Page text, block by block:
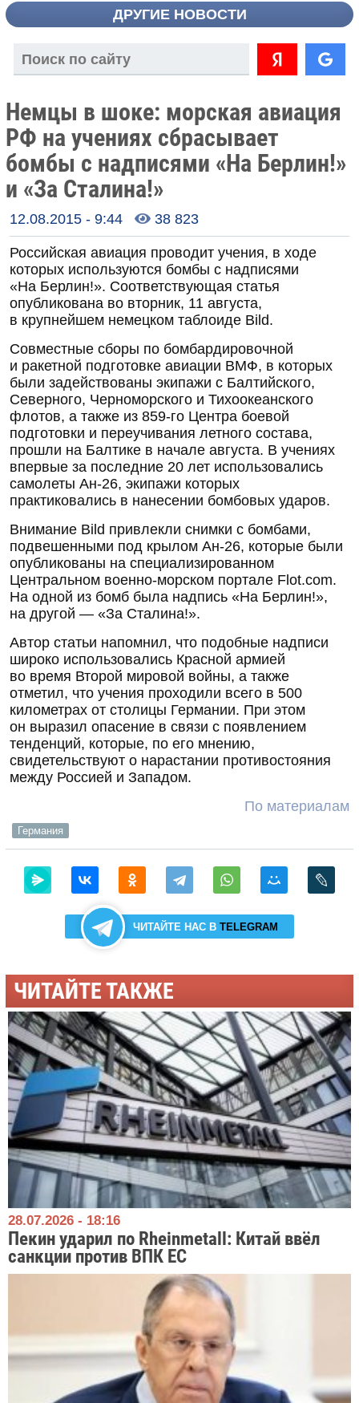
ДРУГИЕ НОВОСТИ
Немцы в шоке: морская авиация
РФ на учениях сбрасывает
бомбы с надписями «На Берлин!»
и «За Сталина!»
12.08.2015 - 9:44  38 823
Российская авиация проводит учения, в ходе
которых используются бомбы с надписями
«На Берлин!». Соответствующая статья
опубликована во вторник, 11 августа,
в крупнейшем немецком таблоиде Bild.
Совместные сборы по бомбардировочной
и ракетной подготовке авиации ВМФ, в которых
были задействованы экипажи с Балтийского,
Северного, Черноморского и Тихоокеанского
флотов, а также из 859-го Центра боевой
подготовки и переучивания летного состава,
прошли на Балтике в начале августа. В учениях
впервые за последние 20 лет использовались
самолеты Ан-26, экипажи которых
практиковались в нанесении бомбовых ударов.
Внимание Bild привлекли снимки с бомбами,
подвешенными под крылом Ан-26, которые были
опубликованы на специализированном
Центральном военно-морском портале Flot.com.
На одной из бомб была надпись «На Берлин!»,
на другой — «За Сталина!».
Автор статьи напомнил, что подобные надписи
широко использовались Красной армией
во время Второй мировой войны, а также
отметил, что учения проходили всего в 500
километрах от столицы Германии. При этом
он выразил опасение в связи с появлением
тенденций, которые, по его мнению,
свидетельствуют о нарастании противостояния
между Россией и Западом.
По материалам
Германия
ЧИТАЙТЕ НАС В TELEGRAM
ЧИТАЙТЕ ТАКЖЕ
28.07.2026 - 18:16
Пекин ударил по Rheinmetall: Китай ввёл
санкции против ВПК ЕС